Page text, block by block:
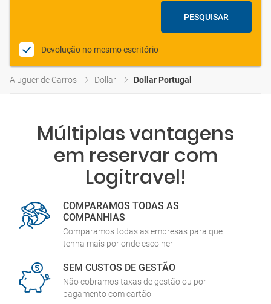
PESQUISAR
Devolução no mesmo escritório
Aluguer de Carros Dollar Dollar Portugal
Múltiplas vantagens
em reservar com
Logitravel!
COMPARAMOS TODAS AS
COMPANHIAS
Comparamos todas as empresas para que
tenha mais por onde escolher
SEM CUSTOS DE GESTÃO
Não cobramos taxas de gestão ou por
pagamento com cartão